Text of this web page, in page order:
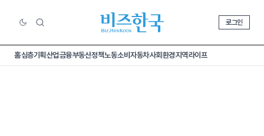
로그인
홈심층기획산업금융부동산정책노동소비 자동차사회환경지역라이프